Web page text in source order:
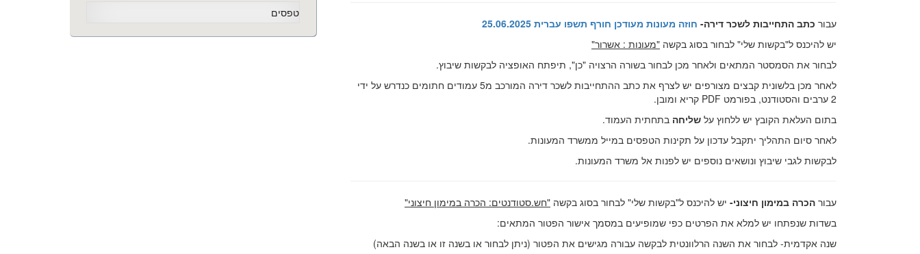
עבור כתב התחייבות לשכר דירה- חוזה מעונות מעודכן חורף תשפו עברית 25.06.2025
יש להיכנס ל"בקשות שלי" לבחור בסוג בקשה "מעונות : אשרור"
לבחור את הסמסטר המתאים ולאחר מכן לבחור בשורה הרצויה "כן", תיפתח האופציה לבקשות שיבוץ.
לאחר מכן בלשונית קבצים מצורפים יש לצרף את כתב ההתחייבות לשכר דירה המורכב מ5 עמודים חתומים כנדרש על ידי
2 ערבים והסטודנט, בפורמט PDF קריא ומובן.
בתום העלאת הקובץ יש ללחוץ על שליחה בתחתית העמוד.
לאחר סיום התהליך יתקבל עדכון על תקינות הטפסים במייל ממשרד המעונות.
לבקשות לגבי שיבוץ ונושאים נוספים יש לפנות אל משרד המעונות.
עבור הכרה במימון חיצוני- יש להיכנס ל"בקשות שלי" לבחור בסוג בקשה "חש.סטודנטים: הכרה במימון חיצוני"
בשדות שנפתחו יש למלא את הפרטים כפי שמופיעים במסמך אישור הפטור המתאים:
שנה אקדמית- לבחור את השנה הרלוונטית לבקשה עבורה מגישים את הפטור (ניתן לבחור או בשנה זו או בשנה הבאה)
טפסים